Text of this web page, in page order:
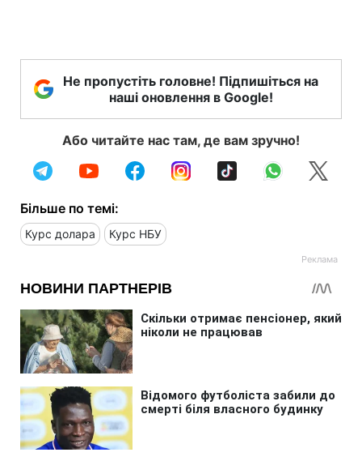
Не пропустіть головне! Підпишіться на
наші оновлення в Google!
Або читайте нас там, де вам зручно!
Більше по темі:
Курс долара Курс НБУ